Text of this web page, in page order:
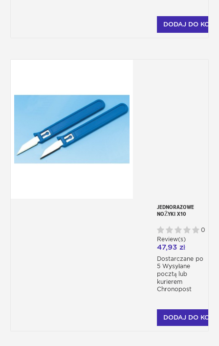
DODAJ DO
JEDNORAZOWE
NOŻYKI X10
0
Review(s)
47,93 zł
Dostarczane po
5 Wysyłane
pocztą lub
kurierem
Chronopost
DODAJ DO